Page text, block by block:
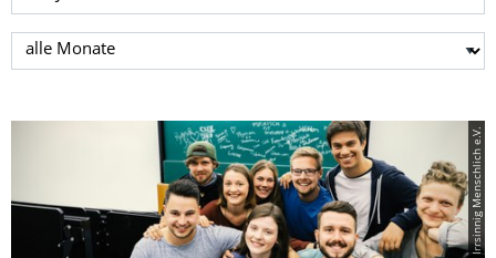
Monat auswählen
© Irrsinnig Menschlich e.V.